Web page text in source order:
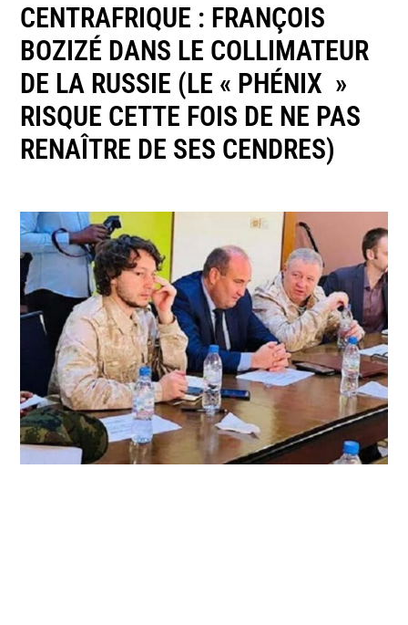
CENTRAFRIQUE : FRANÇOIS
BOZIZÉ DANS LE COLLIMATEUR
DE LA RUSSIE (LE « PHÉNIX »
RISQUE CETTE FOIS DE NE PAS
RENAÎTRE DE SES CENDRES)